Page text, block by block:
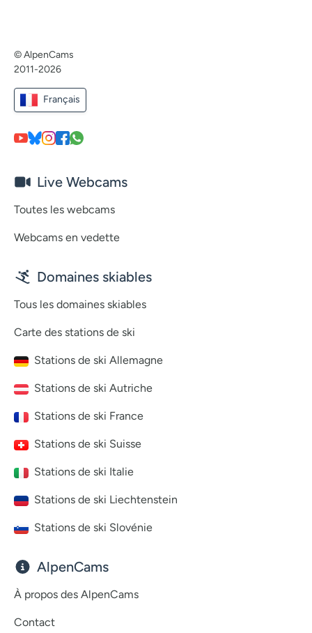
© AlpenCams
2011-2026
Français
Live Webcams
Toutes les webcams
Webcams en vedette
Domaines skiables
Tous les domaines skiables
Carte des stations de ski
Stations de ski Allemagne
Stations de ski Autriche
Stations de ski France
Stations de ski Suisse
Stations de ski Italie
Stations de ski Liechtenstein
Stations de ski Slovénie
AlpenCams
À propos des AlpenCams
Contact